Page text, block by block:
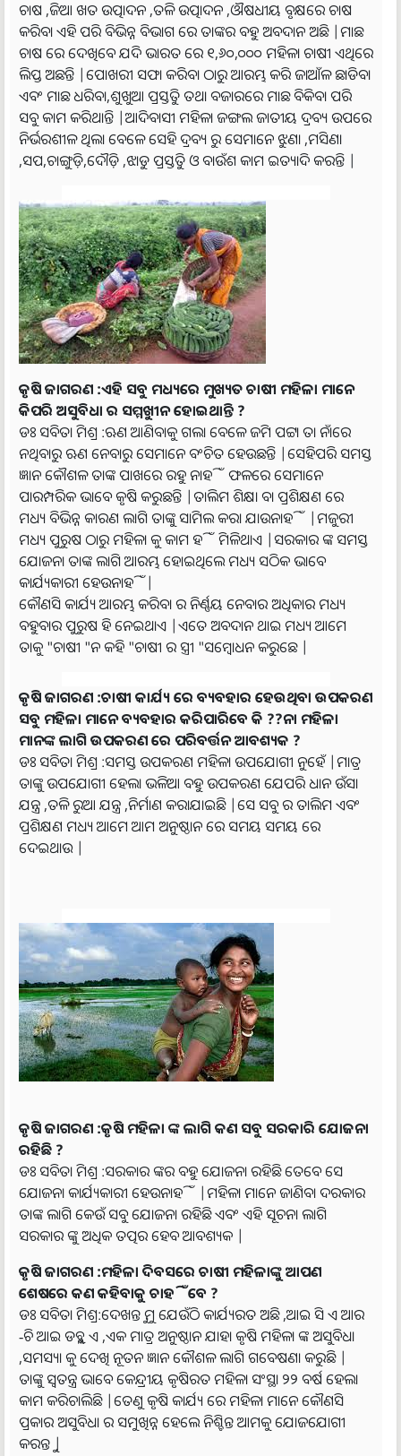
ଚାଷ ,ଜିଆ ଖତ ଉତ୍ପାଦନ ,ତଳି ଉତ୍ପାଦନ ,ଔଷଧୀୟ ବୃକ୍ଷରେ ଚାଷ
କରିବା ଏହି ପରି ବିଭିନ୍ନ ବିଭାଗ ରେ ତାଙ୍କର ବହୁ ଅବଦାନ ଅଛି |ମାଛ
ଚାଷ ରେ ଦେଖିବେ ଯଦି ଭାରତ ରେ ୧,୬୦,୦୦୦ ମହିଳା ଚାଷୀ ଏଥିରେ
ଲିପ୍ତ ଅଛନ୍ତି |ପୋଖରୀ ସଫା କରିବା ଠାରୁ ଆରମ୍ଭ କରି ଜାଆଁଳ ଛାଡିବା
ଏବଂ ମାଛ ଧରିବା,ଶୁଖୁଆ ପ୍ରସ୍ତୁତି ତଥା ବଜାରରେ ମାଛ ବିକିବା ପରି
ସବୁ କାମ କରିଥାନ୍ତି |ଆଦିବାସୀ ମହିଳା ଜଙ୍ଗଲ ଜାତୀୟ ଦ୍ରବ୍ୟ ଉପରେ
ନିର୍ଭରଶୀଳ ଥିଲା ବେଳେ ସେହି ଦ୍ରବ୍ୟ ରୁ ସେମାନେ ଝୁଣା ,ମସିଣା
,ସପ,ଚାଙ୍ଗୁଡ଼ି,ଦୌଡ଼ି ,ଝାଡୁ ପ୍ରସ୍ତୁତି ଓ ବାଉଁଶ କାମ ଇତ୍ୟାଦି କରନ୍ତି |
କୃଷି ଜାଗରଣ :ଏହି ସବୁ ମଧ୍ୟରେ ମୁଖ୍ୟତ ଚାଷୀ ମହିଳା ମାନେ
କିପରି ଅସୁବିଧା ର ସମ୍ମୁଖୀନ ହୋଇଥାନ୍ତି ?
ଡଃ ସବିତା ମିଶ୍ର :ଋଣ ଆଣିବାକୁ ଗଲା ବେଳେ ଜମି ପଟ୍ଟା ତା ନାଁରେ
ନଥିବାରୁ ଋଣ ନେବାରୁ ସେମାନେ ବଂଚିତ ହେଉଛନ୍ତି |ସେହିପରି ସମସ୍ତ
ଜ୍ଞାନ କୌଶଳ ତାଙ୍କ ପାଖରେ ରହୁ ନାହିଁ ଫଳରେ ସେମାନେ
ପାରମ୍ପରିକ ଭାବେ କୃଷି କରୁଛନ୍ତି |ତାଲିମ ଶିକ୍ଷା ବା ପ୍ରଶିକ୍ଷଣ ରେ
ମଧ୍ୟ ବିଭିନ୍ନ କାରଣ ଲାଗି ତାଙ୍କୁ ସାମିଲ କରା ଯାଉନାହିଁ |ମଜୁରୀ
ମଧ୍ୟ ପୁରୁଷ ଠାରୁ ମହିଳା କୁ କାମ ହିଁ ମିଳିଥାଏ |ସରକାର ଙ୍କ ସମସ୍ତ
ଯୋଜନା ତାଙ୍କ ଲାଗି ଆରମ୍ଭ ହୋଇଥିଲେ ମଧ୍ୟ ସଠିକ ଭାବେ
କାର୍ଯ୍ୟକାରୀ ହେଉନାହିଁ|
କୌଣସି କାର୍ଯ୍ୟ ଆରମ୍ଭ କରିବା ର ନିର୍ଣ୍ଣୟ ନେବାର ଅଧିକାର ମଧ୍ୟ
ବହୁବାର ପୁରୁଷ ହି ନେଇଥାଏ |ଏତେ ଅବଦାନ ଥାଇ ମଧ୍ୟ ଆମେ
ତାକୁ "ଚାଷୀ "ନ କହି "ଚାଷୀ ର ସ୍ତ୍ରୀ "ସମ୍ବୋଧନ କରୁଛେ |
କୃଷି ଜାଗରଣ :ଚାଷୀ କାର୍ଯ୍ୟ ରେ ବ୍ୟବହାର ହେଉଥିବା ଉପକରଣ
ସବୁ ମହିଳା ମାନେ ବ୍ୟବହାର କରିପାରିବେ କି ??ନା ମହିଳା
ମାନଙ୍କ ଲାଗି ଉପକରଣ ରେ ପରିବର୍ତ୍ତନ ଆବଶ୍ୟକ ?
ଡଃ ସବିତା ମିଶ୍ର :ସମସ୍ତ ଉପକରଣ ମହିଳା ଉପଯୋଗୀ ନୁହେଁ |ମାତ୍ର
ତାଙ୍କୁ ଉପଯୋଗୀ ହେଲା ଭଳିଆ ବହୁ ଉପକରଣ ଯେପରି ଧାନ ଉଁସା
ଯନ୍ତ୍ର ,ତଳି ରୁଆ ଯନ୍ତ୍ର ,ନିର୍ମାଣ କରାଯାଇଛି |ସେ ସବୁ ର ତାଲିମ ଏବଂ
ପ୍ରଶିକ୍ଷଣ ମଧ୍ୟ ଆମେ ଆମ ଅନୁଷ୍ଠାନ ରେ ସମୟ ସମୟ ରେ
ଦେଇଥାଉ |
କୃଷି ଜାଗରଣ :କୃଷି ମହିଳା ଙ୍କ ଲାଗି କଣ ସବୁ ସରକାରି ଯୋଜନା
ରହିଛି ?
ଡଃ ସବିତା ମିଶ୍ର :ସରକାର ଙ୍କର ବହୁ ଯୋଜନା ରହିଛି ତେବେ ସେ
ଯୋଜନା କାର୍ଯ୍ୟକାରୀ ହେଉନାହିଁ |ମହିଳା ମାନେ ଜାଣିବା ଦରକାର
ତାଙ୍କ ଲାଗି କେଉଁ ସବୁ ଯୋଜନା ରହିଛି ଏବଂ ଏହି ସୂଚନା ଲାଗି
ସରକାର ଙ୍କୁ ଅଧିକ ତତ୍ପର ହେବ ଆବଶ୍ୟକ |
କୃଷି ଜାଗରଣ :ମହିଳା ଦିବସରେ ଚାଷୀ ମହିଳାଙ୍କୁ ଆପଣ
ଶେଷରେ କଣ କହିବାକୁ ଚାହିଁବେ ?
ଡଃ ସବିତା ମିଶ୍ର:ଦେଖନ୍ତୁ ମୁ ଯେଉଁଠି କାର୍ଯ୍ୟରତ ଅଛି ,ଆଇ ସି ଏ ଆର
-ଚି ଆଇ ଡବ୍ଲୁ ଏ ,ଏକ ମାତ୍ର ଅନୁଷ୍ଠାନ ଯାହା କୃଷି ମହିଳା ଙ୍କ ଅସୁବିଧା
,ସମସ୍ୟା କୁ ଦେଖି ନୂତନ ଜ୍ଞାନ କୌଶଳ ଲାଗି ଗବେଷଣା କରୁଛି |
ତାଙ୍କୁ ସ୍ୱତନ୍ତ୍ର ଭାବେ କେନ୍ଦ୍ରୀୟ କୃଷିରତ ମହିଳା ସଂସ୍ଥା ୨୨ ବର୍ଷ ହେଲା
କାମ କରିଚାଲିଛି |ତେଣୁ କୃଷି କାର୍ଯ୍ୟ ରେ ମହିଳା ମାନେ କୌଣସି
ପ୍ରକାର ଅସୁବିଧା ର ସମୁଖିନ୍ନ ହେଲେ ନିଶ୍ଚିନ୍ତ ଆମକୁ ଯୋଜଯୋଗୀ
କରନ୍ତୁ |